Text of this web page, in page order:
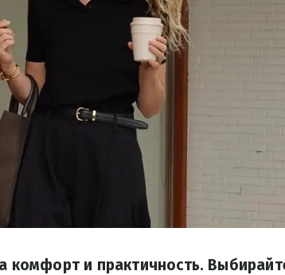
комфорт и практичность.